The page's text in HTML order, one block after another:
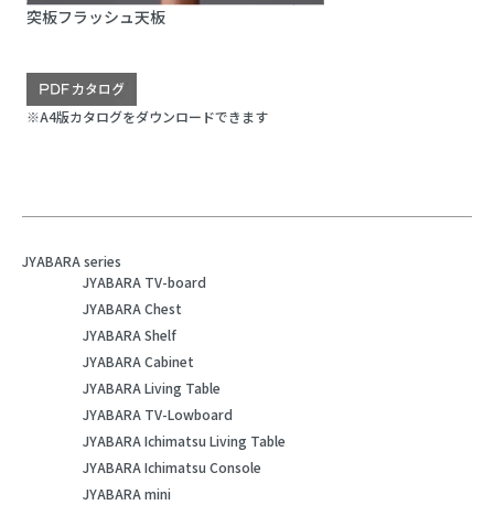
突板フラッシュ天板
※A4版カタログをダウンロードできます
JYABARA series
JYABARA TV-board
JYABARA Chest
JYABARA Shelf
JYABARA Cabinet
JYABARA Living Table
JYABARA TV-Lowboard
JYABARA Ichimatsu Living Table
JYABARA Ichimatsu Console
JYABARA mini